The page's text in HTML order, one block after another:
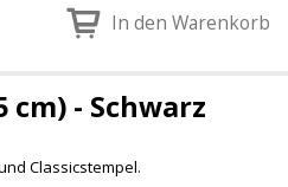
In den Warenkorb
cm) - Schwarz
Classicstempel.